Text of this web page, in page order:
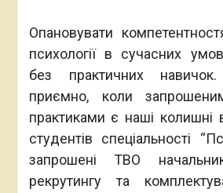
Опановувати
психології в сучасних
без практичних
приємно, коли
практиками є наші колишні
студентів спеціальності
запрошені ТВО
рекрутингу та